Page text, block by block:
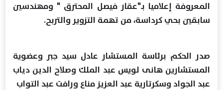
المعروفة إعلاميا بـ"عقار فيصل المحترق " ومهندسين
سابقين بحي كرداسة، من تهمة التزوير والتربح.
صدر الحكم برئاسة المستشار عادل سيد جبر وعضوية
المستشارين هانى لويس عبد الملك وصلاح الدين دياب
عبد الجواد وسكرتارية عبد العزيز مناع ورافت عبد التواب